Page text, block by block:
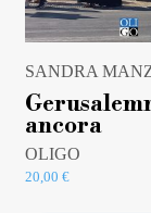
SANDRA
ancora
OLIGO
20,00 €